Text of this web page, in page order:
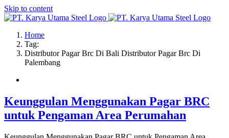
Skip to content
Home
Tag:
Distributor Pagar Brc Di Bali Distributor Pagar Brc Di
Palembang
Keunggulan Menggunakan Pagar BRC
untuk Pengaman Area Perumahan